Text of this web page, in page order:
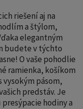
riešení aj na
a štýlom,
elegantným
budete v týchto
O vaše pohodlie
ramienka, košíkom
vysokým pásom,
predstáv. Je
hodiny a